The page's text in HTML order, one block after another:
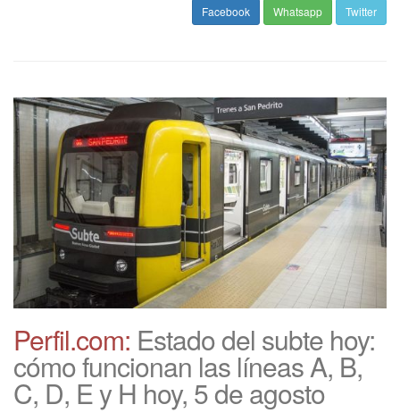
Facebook Whatsapp Twitter
Perfil.com: Estado del subte hoy:
cómo funcionan las líneas A, B,
C, D, E y H hoy, 5 de agosto